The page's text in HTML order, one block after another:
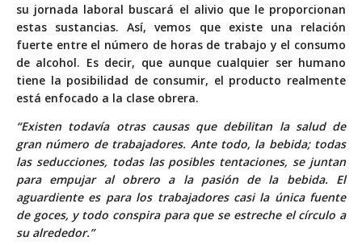
su jornada laboral buscará el alivio que le proporcionan
estas sustancias. Así, vemos que existe una relación
fuerte entre el número de horas de trabajo y el consumo
de alcohol. Es decir, que aunque cualquier ser humano
tiene la posibilidad de consumir, el producto realmente
está enfocado a la clase obrera.
“Existen todavía otras causas que debilitan la salud de
gran número de trabajadores. Ante todo, la bebida; todas
las seducciones, todas las posibles tentaciones, se juntan
para empujar al obrero a la pasión de la bebida. El
aguardiente es para los trabajadores casi la única fuente
de goces, y todo conspira para que se estreche el círculo a
su alrededor.”